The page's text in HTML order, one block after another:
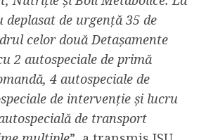
de urgență 35 de
celor două Detașamente
2 autospeciale de primă
4 autospeciale de
de intervenție și lucru
de transport